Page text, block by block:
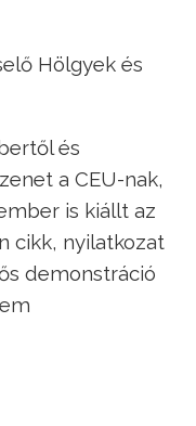
Hölgyek és
és
a CEU-nak,
is kiállt az
cikk, nyilatkozat
demonstráció